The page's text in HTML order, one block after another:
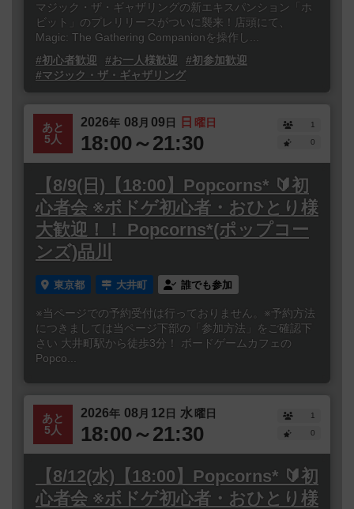
マジック・ザ・ギャザリングの新エキスパンション「ホ
ビット」のプレリリースがついに襲来！店頭にて、
Magic: The Gathering Companionを操作し...
#初心者歓迎
#お一人様歓迎
#初参加歓迎
#マジック・ザ・ギャザリング
あと
5人
2026年 08 月 09日 日 曜日
18:00～21:30
1
0
【8/9(日)【18:00】Popcorns* 🔰初
心者会 ※ボドゲ初心者・おひとり様
大歓迎！！ Popcorns*(ポップコー
ンズ)品川
東京都 大井町 誰でも参加
※当ページでの予約受付は行っておりません。※予約方法
につきましては当ページ下部の「参加方法」をご確認下
さい 大井町駅から徒歩3分！ ボードゲームカフェの
Popco...
あと
5人
2026年 08 月 12日 水曜日
18:00～21:30
1
0
【8/12(水)【18:00】Popcorns* 🔰初
心者会 ※ボドゲ初心者・おひとり様